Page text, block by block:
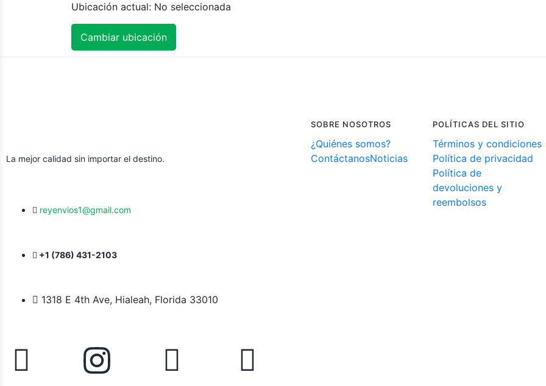
Ubicación actual: No seleccionada
Cambiar ubicación
La mejor calidad sin importar el destino.
reyenvios1@gmail.com
+1 (786) 431-2103
1318 E 4th Ave, Hialeah, Florida 33010
SOBRE NOSOTROS
¿Quiénes somos?
ContáctanosNoticias
POLÍTICAS DEL SITIO
Términos y condiciones
Política de privacidad
Política de
devoluciones y
reembolsos